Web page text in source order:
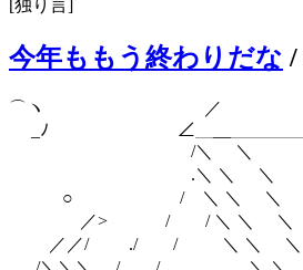
[独り言]
今年ももう終わりだな /
⌒ヽ
_ﾉ ∠＿__＿＿＿＿
/＼
.＼ ＼
○ / ＼
／> / / ＼
／／/ ./ /